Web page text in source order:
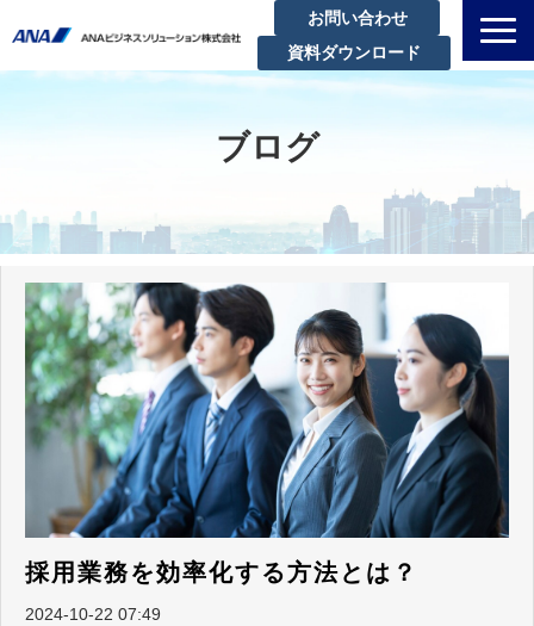
お問い合わせ
資料ダウンロード
解決できる課題
実績・事例紹介
ブログ
お知らせ
企業情報
ブログ
採用業務を効率化する方法とは？
2024-10-22 07:49